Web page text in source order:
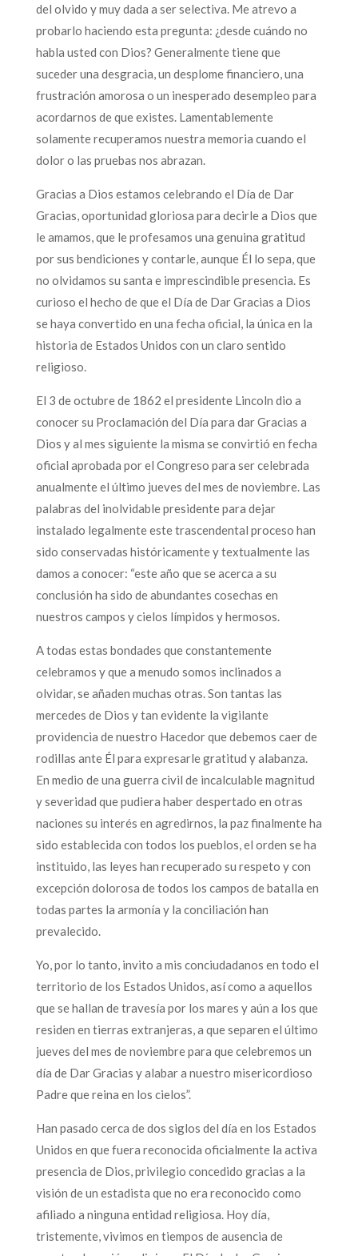
del olvido y muy dada a ser selectiva. Me atrevo a
probarlo haciendo esta pregunta: ¿desde cuándo no
habla usted con Dios? Generalmente tiene que
suceder una desgracia, un desplome financiero, una
frustración amorosa o un inesperado desempleo para
acordarnos de que existes. Lamentablemente
solamente recuperamos nuestra memoria cuando el
dolor o las pruebas nos abrazan.
Gracias a Dios estamos celebrando el Día de Dar
Gracias, oportunidad gloriosa para decirle a Dios que
le amamos, que le profesamos una genuina gratitud
por sus bendiciones y contarle, aunque Él lo sepa, que
no olvidamos su santa e imprescindible presencia. Es
curioso el hecho de que el Día de Dar Gracias a Dios
se haya convertido en una fecha oficial, la única en la
historia de Estados Unidos con un claro sentido
religioso.
El 3 de octubre de 1862 el presidente Lincoln dio a
conocer su Proclamación del Día para dar Gracias a
Dios y al mes siguiente la misma se convirtió en fecha
oficial aprobada por el Congreso para ser celebrada
anualmente el último jueves del mes de noviembre. Las
palabras del inolvidable presidente para dejar
instalado legalmente este trascendental proceso han
sido conservadas históricamente y textualmente las
damos a conocer: “este año que se acerca a su
conclusión ha sido de abundantes cosechas en
nuestros campos y cielos límpidos y hermosos.
A todas estas bondades que constantemente
celebramos y que a menudo somos inclinados a
olvidar, se añaden muchas otras. Son tantas las
mercedes de Dios y tan evidente la vigilante
providencia de nuestro Hacedor que debemos caer de
rodillas ante Él para expresarle gratitud y alabanza.
En medio de una guerra civil de incalculable magnitud
y severidad que pudiera haber despertado en otras
naciones su interés en agredirnos, la paz finalmente ha
sido establecida con todos los pueblos, el orden se ha
instituido, las leyes han recuperado su respeto y con
excepción dolorosa de todos los campos de batalla en
todas partes la armonía y la conciliación han
prevalecido.
Yo, por lo tanto, invito a mis conciudadanos en todo el
territorio de los Estados Unidos, así como a aquellos
que se hallan de travesía por los mares y aún a los que
residen en tierras extranjeras, a que separen el último
jueves del mes de noviembre para que celebremos un
día de Dar Gracias y alabar a nuestro misericordioso
Padre que reina en los cielos”.
Han pasado cerca de dos siglos del día en los Estados
Unidos en que fuera reconocida oficialmente la activa
presencia de Dios, privilegio concedido gracias a la
visión de un estadista que no era reconocido como
afiliado a ninguna entidad religiosa. Hoy día,
tristemente, vivimos en tiempos de ausencia de